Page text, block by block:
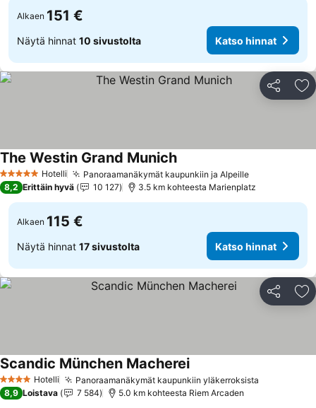
Alkaen 151 €
Näytä hinnat 10 sivustolta Katso hinnat
Jaa
5 Tähtiluokitus
Hotelli Panoraamanäkymät kaupunkiin ja AlpeilleKatso hinnat
The Westin Grand MunichKatso hinnat
8,2 Erittäin hyvä 10 127 3.5 km kohteesta Marienplatz
Alkaen 115 €
Näytä hinnat 17 sivustolta Katso hinnat
Jaa
4 Tähtiluokitus
Hotelli Panoraamanäkymät kaupunkiin yläkerroksista
Scandic München MachereiKatso hinnat
8,9 Loistava 7 584 5.0 km kohteesta Riem Arcaden